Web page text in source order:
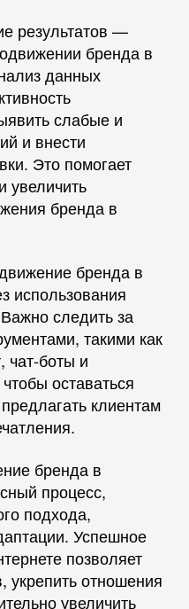
результатов —
бренда в
данных
слабые и
и внести
Это помогает
увеличить
бренда в
бренда в
использования
следить за
такими как
чат-боты и
оставаться
клиентам
бренда в
процесс,
подхода,
Успешное
позволяет
укрепить отношения
увеличить